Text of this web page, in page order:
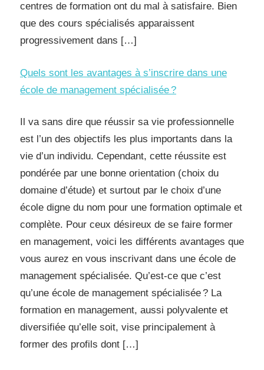
centres de formation ont du mal à satisfaire. Bien
que des cours spécialisés apparaissent
progressivement dans […]
Quels sont les avantages à s’inscrire dans une
école de management spécialisée ?
Il va sans dire que réussir sa vie professionnelle
est l’un des objectifs les plus importants dans la
vie d’un individu. Cependant, cette réussite est
pondérée par une bonne orientation (choix du
domaine d’étude) et surtout par le choix d’une
école digne du nom pour une formation optimale et
complète. Pour ceux désireux de se faire former
en management, voici les différents avantages que
vous aurez en vous inscrivant dans une école de
management spécialisée. Qu’est-ce que c’est
qu’une école de management spécialisée ? La
formation en management, aussi polyvalente et
diversifiée qu’elle soit, vise principalement à
former des profils dont […]